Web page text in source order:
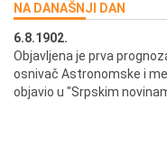
NA DANAŠNJI DAN
6.8.1902.
Objavljena je prva
osnivač Astronomske i
objavio u "Srpskim